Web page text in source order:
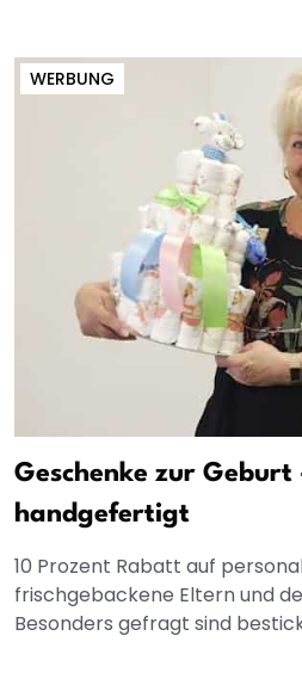
WERBUNG
Geschenke zur
handgefertigt
10 Prozent Rabatt auf
frischgebackene Eltern und
Besonders gefragt sind